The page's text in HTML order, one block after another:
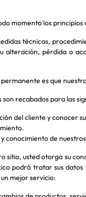
momento los
técnicas,
alteración, pérdida o
es que
recabados para las
del cliente y conocer
conocimiento de
sitio, usted otorga su
podrá tratar sus
mejor servicio: